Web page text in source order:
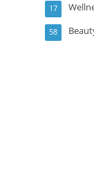
17
58